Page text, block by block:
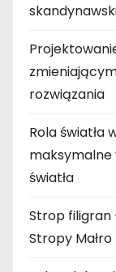
rozwiązania
Rola światła
światła
Strop filigran
Stropy Małro